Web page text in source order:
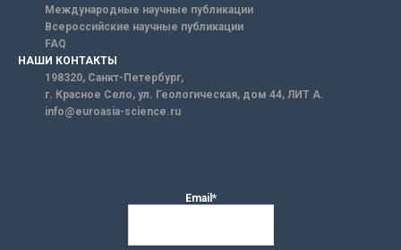
Международные научные публикации
Всероссийские научные публикации
FAQ
НАШИ КОНТАКТЫ
198320, Санкт-Петербург,
г. Красное Село, ул. Геологическая, дом 44, ЛИТ А.
info@euroasia-science.ru
Email*